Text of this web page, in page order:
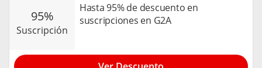
95%
suscripción
Hasta 95% de descuento en
suscripciones en G2A